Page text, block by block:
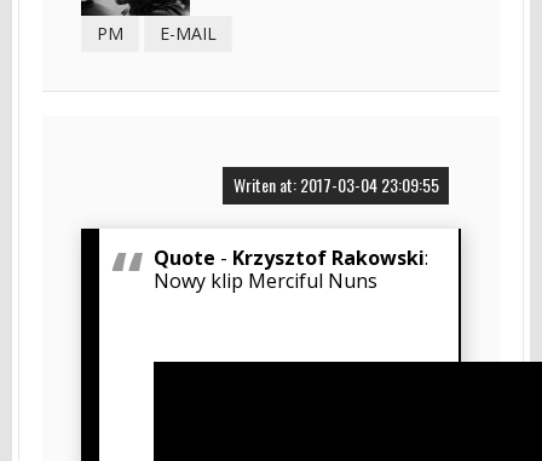
PM E-MAIL
Writen at: 2017-03-04 23:09:55
Quote - Krzysztof Rakowski:
Nowy klip Merciful Nuns